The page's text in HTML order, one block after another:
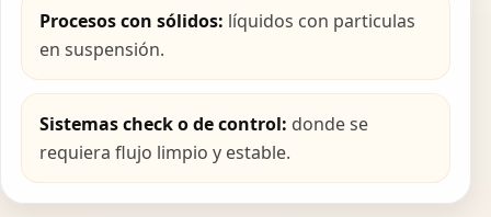
Procesos con sólidos: líquidos con particulas
en suspensión.
Sistemas check o de control: donde se
requiera flujo limpio y estable.